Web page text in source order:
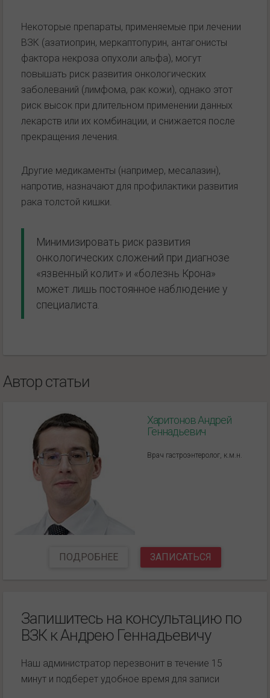
Некоторые препараты, применяемые при лечении
ВЗК (азатиоприн, меркаптопурин, антагонисты
фактора некроза опухоли альфа), могут
повышать риск развития онкологических
заболеваний (лимфома, рак кожи), однако этот
риск высок при длительном применении данных
лекарств или их комбинации, и снижается после
прекращения лечения.
Другие медикаменты (например, месалазин),
напротив, назначают для профилактики развития
рака толстой кишки.
Минимизировать риск развития
онкологических сложений при диагнозе
«язвенный колит» и «болезнь Крона»
может лишь постоянное наблюдение у
специалиста.
Автор статьи
Харитонов Андрей
Геннадьевич
Врач гастроэнтеролог, к.м.н.
ПОДРОБНЕЕ ЗАПИСАТЬСЯ
Запишитесь на консультацию по
ВЗК к Андрею Геннадьевичу
Наш администратор перезвонит в течение 15
минут и подберет удобное время для записи